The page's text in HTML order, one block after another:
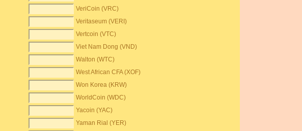
VeriCoin (VRC)
Veritaseum (VERI)
Vertcoin (VTC)
Viet Nam Dong (VND)
Walton (WTC)
West African CFA (XOF)
Won Korea (KRW)
WorldCoin (WDC)
Yacoin (YAC)
Yaman Rial (YER)